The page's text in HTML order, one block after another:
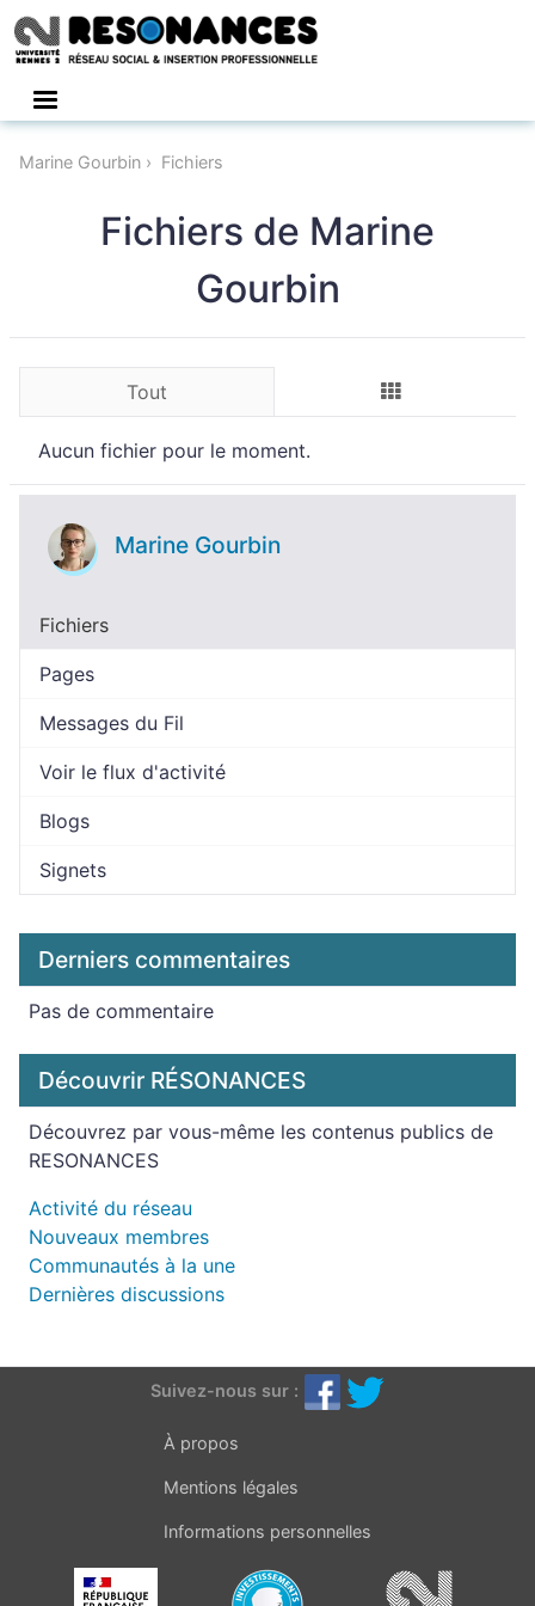
Marine Gourbin Fichiers
Fichiers de Marine
Gourbin
Tout
Aucun fichier pour le moment.
Marine Gourbin
Fichiers
Pages
Messages du Fil
Voir le flux d'activité
Blogs
Signets
Derniers commentaires
Pas de commentaire
Découvrir RÉSONANCES
Découvrez par vous-même les contenus publics de
RESONANCES
Activité du réseau
Nouveaux membres
Communautés à la une
Dernières discussions
Suivez-nous sur :
À propos
Mentions légales
Informations personnelles